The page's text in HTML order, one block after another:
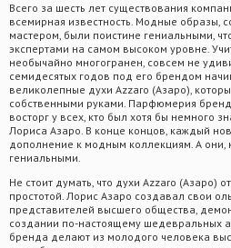
Всего за шесть лет существования
всемирная известность. Модные образы,
мастером, были поистине гениальными,
экспертами на самом высоком уровне.
необычайно многогранен, совсем не
семидесятых годов под его брендом
великолепные духи Azzaro (Азаро),
собственными руками. Парфюмерия
восторг у всех, кто был хотя бы немного
Лориса Азаро. В конце концов, каждый
дополнение к модным коллекциям. А они,
гениальными.
Не стоит думать, что духи Azzaro (Азаро)
простотой. Лорис Азаро создавал свои
представителей высшего общества,
создании по-настоящему шедевральных
бренда делают из молодого человека